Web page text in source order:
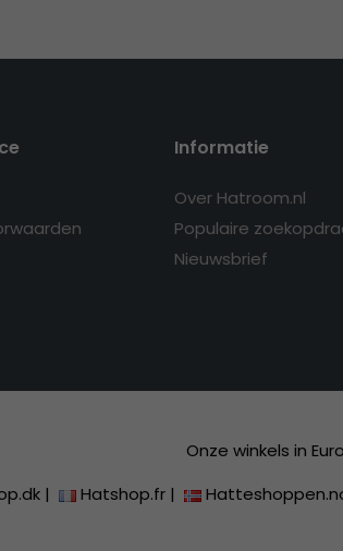
Informatie
Over Hatroom.nl
Populaire
Nieuwsbrief
Onze winkels in
| Hatshop.fr |